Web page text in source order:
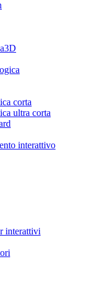
corta
ultra corta
interattivo
interattivi